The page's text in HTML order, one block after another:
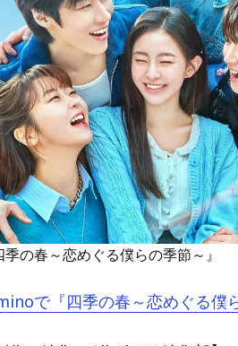
季の春～恋めぐる僕らの季節～』
で『四季の春～恋めぐる僕